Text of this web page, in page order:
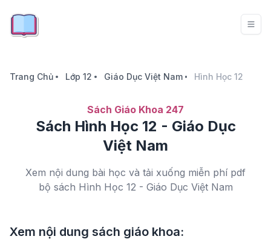
Trang Chủ Lớp 12 Giáo Dục Việt Nam Hình Học 12
Sách Giáo Khoa 247
Sách Hình Học 12 - Giáo Dục
Việt Nam
Xem nội dung bài học và tải xuống miễn phí pdf
bộ sách Hình Học 12 - Giáo Dục Việt Nam
Xem nội dung sách giáo khoa: